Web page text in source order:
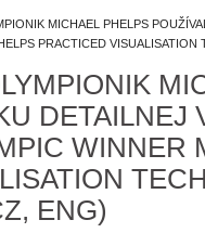
MICHAEL PHELPS
PRACTICED
DETAILNEJ
WINNER
ENG)